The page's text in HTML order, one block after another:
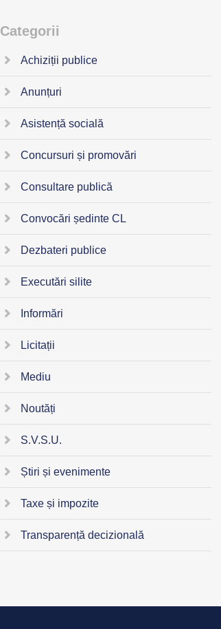
Categorii
Achiziții publice
Anunțuri
Asistență socială
Concursuri și promovări
Consultare publică
Convocări ședinte CL
Dezbateri publice
Executări silite
Informări
Licitații
Mediu
Noutăți
S.V.S.U.
Știri și evenimente
Taxe și impozite
Transparență decizională